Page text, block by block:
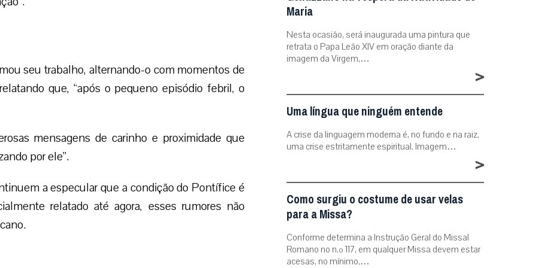
seu trabalho, alternando-o com momentos de
que, “após o pequeno episódio febril, o
mensagens de carinho e proximidade que
por ele”.
a especular que a condição do Pontífice é
relatado até agora, esses rumores não
Maria
Nesta ocasião, será inaugurada uma pintura que
retrata o Papa Leão XIV em oração diante da
imagem da Virgem,…
>
Uma língua que ninguém entende
A crise da linguagem moderna é, no fundo e na raiz,
uma crise estritamente espiritual. Imagem…
>
Como surgiu o costume de usar velas
para a Missa?
Conforme determina a Instrução Geral do Missal
Romano no n.º 117, em qualquer Missa devem estar
acesas, no mínimo,…